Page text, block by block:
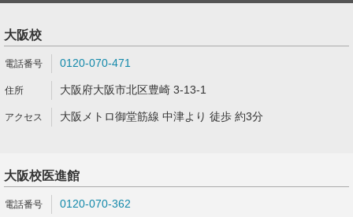
大阪校
0120-070-471
大阪府大阪市北区豊崎 3-13-1
大阪メトロ御堂筋線 中津より 徒歩 約3分
大阪校医進館
0120-070-362